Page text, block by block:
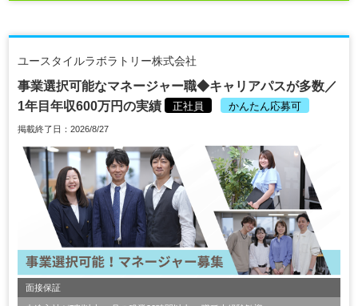
ユースタイルラボラトリー株式会社
事業選択可能なマネージャー職◆キャリアパスが多数／
1年目年収600万円の実績
正社員 かんたん応募可
掲載終了日：2026/8/27
面接保証